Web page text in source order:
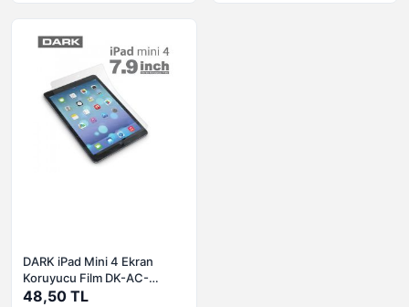
DARK iPad Mini 4 Ekran
Koruyucu Film DK-AC-
IPM4SP01
48,50 TL